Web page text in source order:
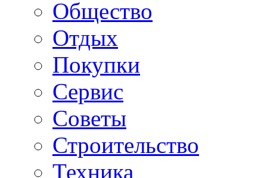
Общество
Отдых
Покупки
Сервис
Советы
Строительство
Техника